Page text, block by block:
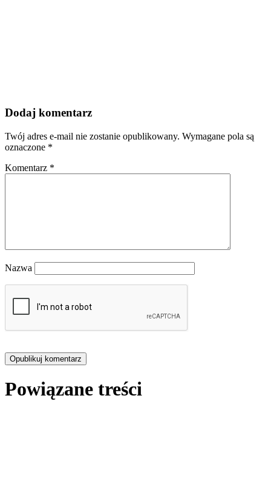
Dodaj komentarz
Twój adres e-mail nie zostanie opublikowany. Wymagane pola są
oznaczone *
Komentarz *
Nazwa
Powiązane treści